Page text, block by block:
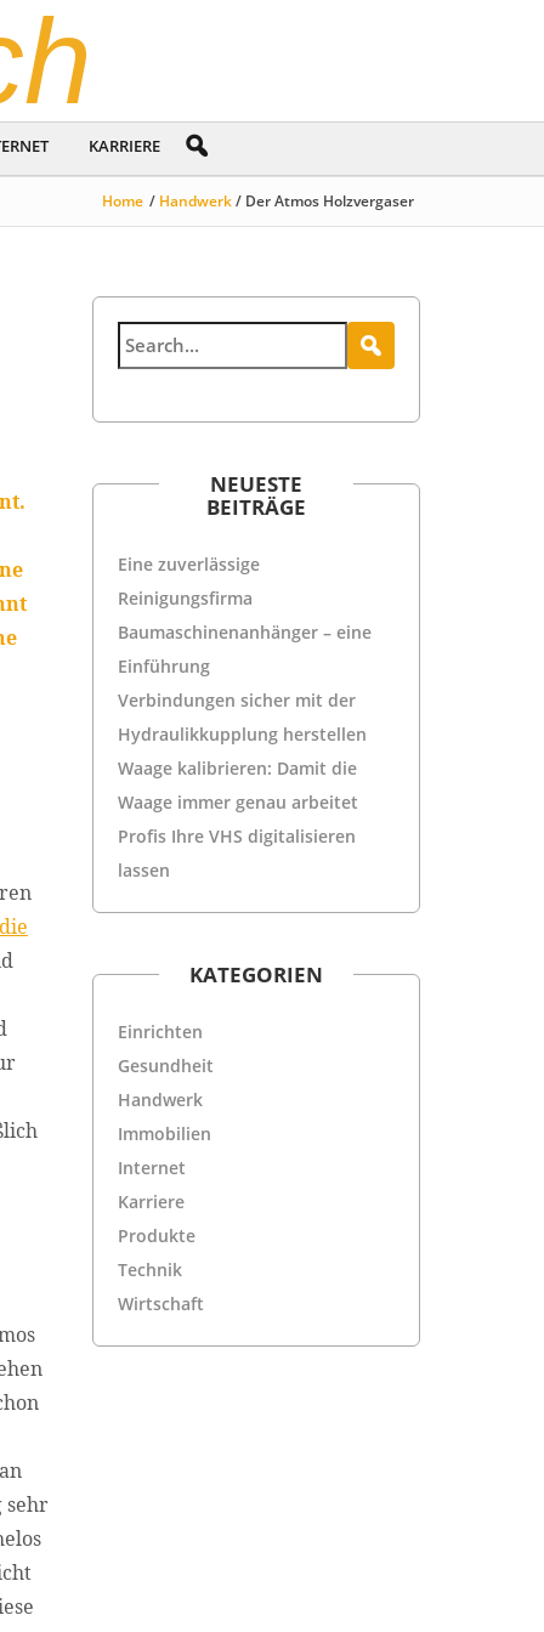
KARRIERE
Home / Handwerk/ Der Atmos Holzvergaser
sehr
NEUESTE
BEITRÄGE
Eine zuverlässige
Reinigungsfirma
Baumaschinenanhänger – eine
Einführung
Verbindungen sicher mit der
Hydraulikkupplung herstellen
Waage kalibrieren: Damit die
Waage immer genau arbeitet
Profis Ihre VHS digitalisieren
lassen
KATEGORIEN
Einrichten
Gesundheit
Handwerk
Immobilien
Internet
Karriere
Produkte
Technik
Wirtschaft